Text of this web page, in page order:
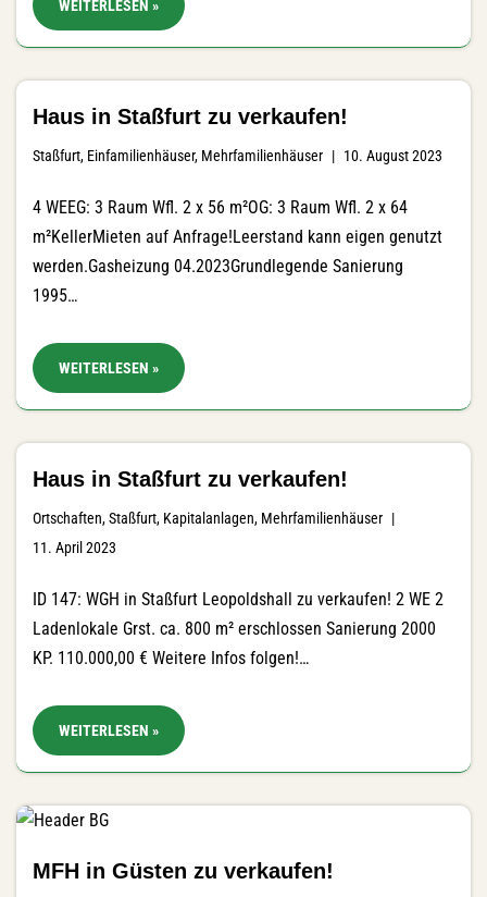
WEITERLESEN »
Haus in Staßfurt zu verkaufen!
Staßfurt, Einfamilienhäuser, Mehrfamilienhäuser 10. August 2023
4 WEEG: 3 Raum Wfl. 2 x 56 m²OG: 3 Raum Wfl. 2 x 64
m²KellerMieten auf Anfrage!Leerstand kann eigen genutzt
werden.Gasheizung 04.2023Grundlegende Sanierung
1995…
WEITERLESEN »
Haus in Staßfurt zu verkaufen!
Ortschaften,Staßfurt, Kapitalanlagen, Mehrfamilienhäuser
11. April 2023
ID 147: WGH in Staßfurt Leopoldshall zu verkaufen! 2 WE 2
Ladenlokale Grst. ca. 800 m² erschlossen Sanierung 2000
KP. 110.000,00 € Weitere Infos folgen!…
WEITERLESEN »
MFH in Güsten zu verkaufen!